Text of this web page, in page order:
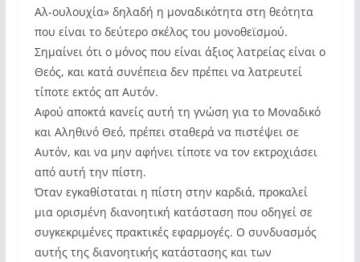
Αλ-ουλουχία» δηλαδή η μοναδικότητα στη θεότητα
που είναι το δεύτερο σκέλος του μονοθεϊσμού.
Σημαίνει ότι ο μόνος που είναι άξιος λατρείας είναι ο
Θεός, και κατά συνέπεια δεν πρέπει να λατρευτεί
τίποτε εκτός απ Αυτόν.
Αφού αποκτά κανείς αυτή τη γνώση για το Μοναδικό
και Αληθινό Θεό, πρέπει σταθερά να πιστέψει σε
Αυτόν, και να μην αφήνει τίποτε να τον εκτροχιάσει
από αυτή την πίστη.
Όταν εγκαθίσταται η πίστη στην καρδιά, προκαλεί
μια ορισμένη διανοητική κατάσταση που οδηγεί σε
συγκεκριμένες πρακτικές εφαρμογές. Ο συνδυασμός
αυτής της διανοητικής κατάστασης και των